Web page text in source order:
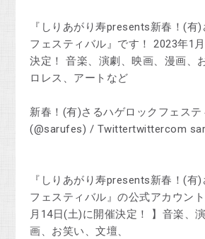
『しりあがり寿presents新春！(有
フェスティバル』です！ 2023年1
決定！ 音楽、演劇、映画、漫画、
ロレス、アートなど
新春！(有)さるハゲロックフェステ
(@sarufes) / Twittertwittercom
『しりあがり寿presents新春！(有
フェスティバル』の公式アカウン
月14日(土)に開催決定！ 】音楽、
画、お笑い、文壇、